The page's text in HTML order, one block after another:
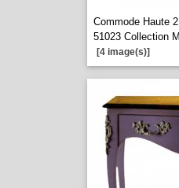
Commode Haute
51023 Collection
[4 image(s)]